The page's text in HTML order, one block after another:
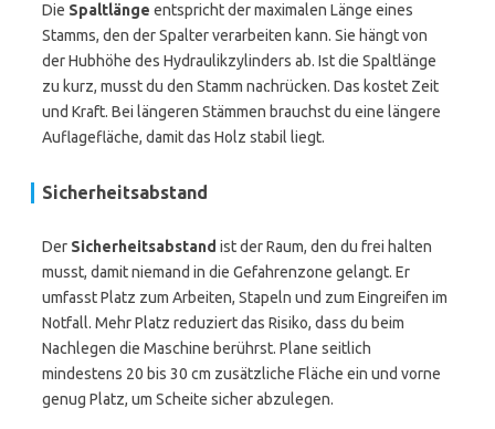
Die Spaltlänge entspricht der maximalen Länge eines
Stamms, den der Spalter verarbeiten kann. Sie hängt von
der Hubhöhe des Hydraulikzylinders ab. Ist die Spaltlänge
zu kurz, musst du den Stamm nachrücken. Das kostet Zeit
und Kraft. Bei längeren Stämmen brauchst du eine längere
Auflagefläche, damit das Holz stabil liegt.
Sicherheitsabstand
Der Sicherheitsabstand ist der Raum, den du frei halten
musst, damit niemand in die Gefahrenzone gelangt. Er
umfasst Platz zum Arbeiten, Stapeln und zum Eingreifen im
Notfall. Mehr Platz reduziert das Risiko, dass du beim
Nachlegen die Maschine berührst. Plane seitlich
mindestens 20 bis 30 cm zusätzliche Fläche ein und vorne
genug Platz, um Scheite sicher abzulegen.